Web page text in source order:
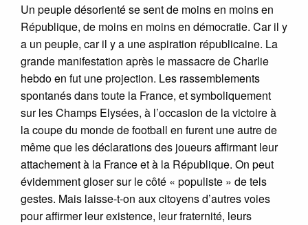
Un peuple désorienté se sent de moins en moins en
République, de moins en moins en démocratie. Car il y
a un peuple, car il y a une aspiration républicaine. La
grande manifestation après le massacre de Charlie
hebdo en fut une projection. Les rassemblements
spontanés dans toute la France, et symboliquement
sur les Champs Elysées, à l’occasion de la victoire à
la coupe du monde de football en furent une autre de
même que les déclarations des joueurs affirmant leur
attachement à la France et à la République. On peut
évidemment gloser sur le côté « populiste » de tels
gestes. Mais laisse-t-on aux citoyens d’autres voies
pour affirmer leur existence, leur fraternité, leurs